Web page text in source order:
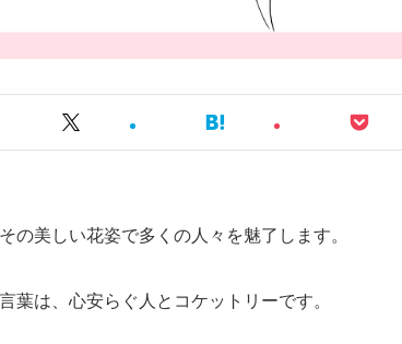
の美しい花姿で多くの人々を魅了します。
葉は、心安らぐ人とコケットリーです。